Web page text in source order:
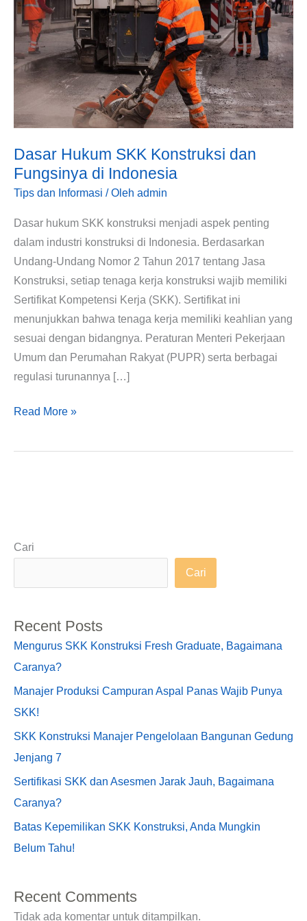
Dasar Hukum SKK Konstruksi dan
Fungsinya di Indonesia
Tips dan Informasi / Oleh admin
Dasar hukum SKK konstruksi menjadi aspek penting
dalam industri konstruksi di Indonesia. Berdasarkan
Undang-Undang Nomor 2 Tahun 2017 tentang Jasa
Konstruksi, setiap tenaga kerja konstruksi wajib memiliki
Sertifikat Kompetensi Kerja (SKK). Sertifikat ini
menunjukkan bahwa tenaga kerja memiliki keahlian yang
sesuai dengan bidangnya. Peraturan Menteri Pekerjaan
Umum dan Perumahan Rakyat (PUPR) serta berbagai
regulasi turunannya […]
SKK
Konstruksi
dan
Fungsinya
di
Indonesia
Read More »
Cari
Cari
Recent Posts
Mengurus SKK Konstruksi Fresh Graduate, Bagaimana
Caranya?
Manajer Produksi Campuran Aspal Panas Wajib Punya
SKK!
SKK Konstruksi Manajer Pengelolaan Bangunan Gedung
Jenjang 7
Sertifikasi SKK dan Asesmen Jarak Jauh, Bagaimana
Caranya?
Batas Kepemilikan SKK Konstruksi, Anda Mungkin
Belum Tahu!
Recent Comments
Tidak ada komentar untuk ditampilkan.